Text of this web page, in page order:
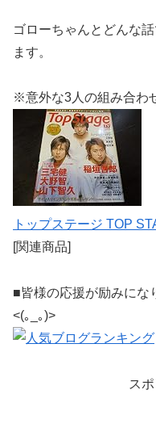
ゴローちゃんとどんな
ます。
※意外な3人の組み合わ
トップステージ TOP
[関連商品]
■皆様の応援が励みに
<(｡_｡)>
ス